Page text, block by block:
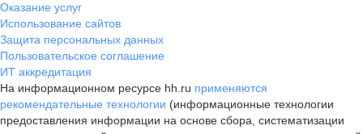
Оказание услуг
Использование сайтов
Защита персональных данных
Пользовательское соглашение
ИТ аккредитация
На информационном ресурсе hh.ru применяются
рекомендательные технологии (информационные технологии
предоставления информации на основе сбора, систематизации